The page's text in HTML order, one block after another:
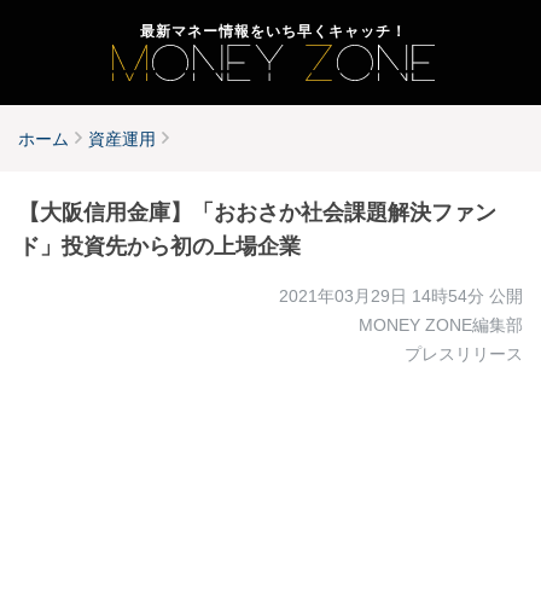
最新マネー情報をいち早くキャッチ！
ホーム 資産運用
【大阪信用金庫】「おおさか社会課題解決ファン
ド」投資先から初の上場企業
2021年03月29日 14時54分 公開
MONEY ZONE編集部
プレスリリース